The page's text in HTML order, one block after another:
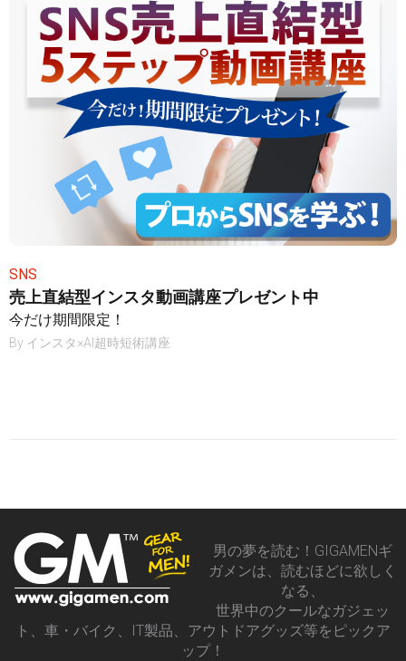
SNS
売上直結型インスタ動画講座プレゼント中
今だけ期間限定！
By インスタ×AI超時短術講座
男の夢を読む！GIGAMENギ
ガメンは、読むほどに欲しく
なる、
世界中のクールなガジェッ
ト、車・バイク、IT製品、アウトドアグッズ等をピックア
ップ！